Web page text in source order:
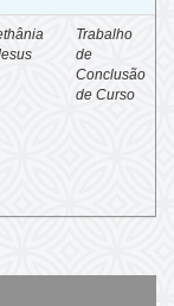
Trabalho
de
Conclusão
de Curso